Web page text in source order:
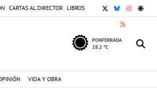
CARTAS AL DIRECTOR LIBROS X BLUESKY
RSS
PONFERRADA
28.2 °C
VIDA Y OBRA